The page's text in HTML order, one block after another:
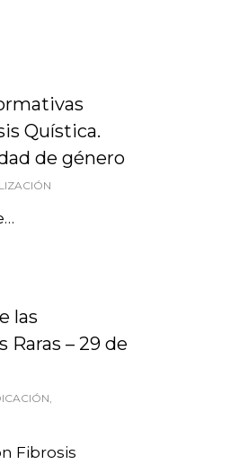
Quística.
de género
las
Raras – 29 de
,
Fibrosis